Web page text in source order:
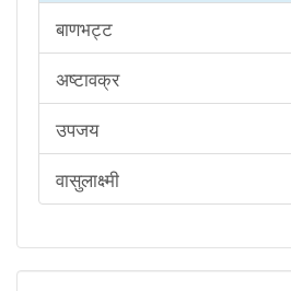
बाणभट्ट
अष्टावक्र
उपजय
वासुलाक्ष्मी